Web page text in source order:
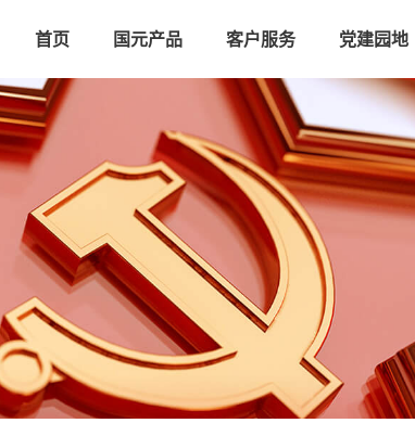
首页 国元产品 客户服务 党建园地